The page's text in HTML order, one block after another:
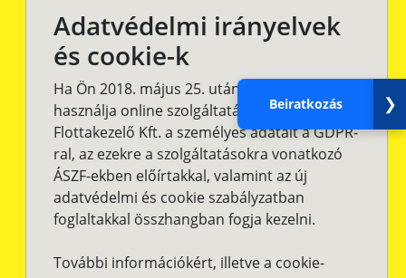
Adatvédelmi irányelvek
és cookie-k
Ha Ön 2018. május 25. után továbbra is
használja online szolgáltatásainkat, a Solidus
Flottakezelő Kft. a személyes adatait a GDPR-
ral, az ezekre a szolgáltatásokra vonatkozó
ÁSZF-ekben előírtakkal, valamint az új
adatvédelmi és cookie szabályzatban
foglaltakkal összhangban fogja kezelni.
További információkért, illetve a cookie-
Beiratkozás ❯
Csatlakozz
Csoportunkhoz